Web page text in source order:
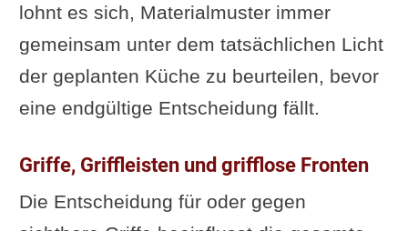
lohnt es sich, Materialmuster immer
gemeinsam unter dem tatsächlichen Licht
der geplanten Küche zu beurteilen, bevor
eine endgültige Entscheidung fällt.
Griffe, Griffleisten und grifflose Fronten
Die Entscheidung für oder gegen